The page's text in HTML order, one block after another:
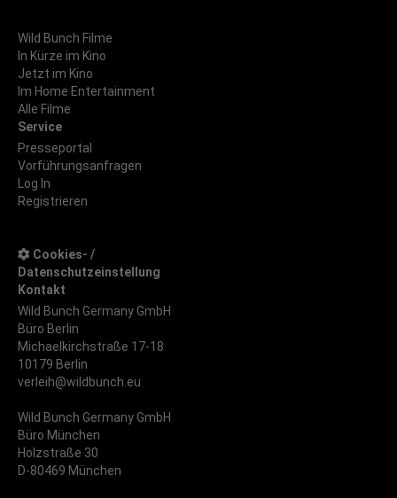
Wild Bunch Filme
In Kürze im Kino
Jetzt im Kino
Im Home Entertainment
Alle Filme
Service
Presseportal
Vorführungsanfragen
Log In
Registrieren
Cookies- /
Datenschutzeinstellung
Kontakt
Wild Bunch Germany GmbH
Büro Berlin
Michaelkirchstraße 17-18
10179 Berlin
verleih@wildbunch.eu
Wild Bunch Germany GmbH
Büro München
Holzstraße 30
D-80469 München